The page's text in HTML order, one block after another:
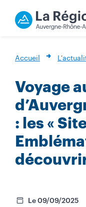
Accueil
Voyage
: les «
Le 09/09/2025